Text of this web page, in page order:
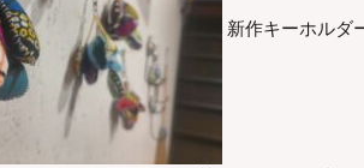
新作キーホルダ